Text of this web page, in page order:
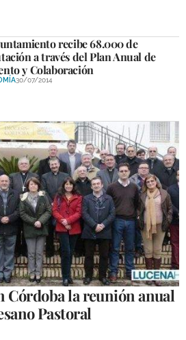
recibe 68.000 de
a través del Plan Anual de
y Colaboración
30/07/2014
Córdoba la reunión anual
Pastoral